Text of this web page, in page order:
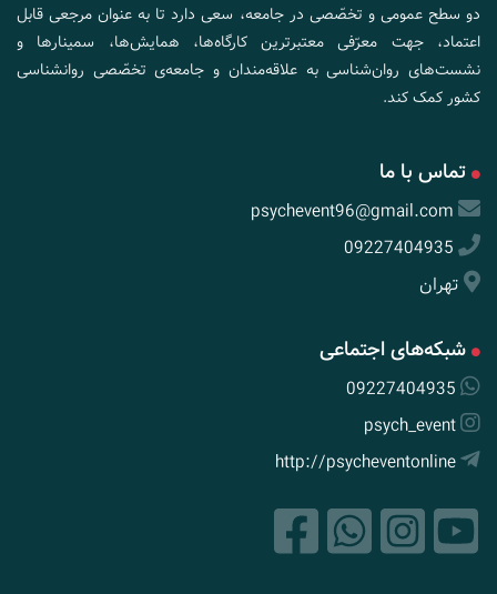
دو سطح عمومی و تخصّصی در جامعه، سعی دارد تا به عنوان مرجعی قابل
اعتماد، جهت معرّفی معتبرترین کارگاه‌ها، همایش‌ها، سمینارها و
نشست‌های روان‌شناسی به علاقه‌مندان و جامعه‌ی تخصّصی روانشناسی
کشور کمک کند.
تماس با ما
psychevent96@gmail.com
09227404935
تهران
شبکه‌های اجتماعی
09227404935
psych_event
http://psycheventonline